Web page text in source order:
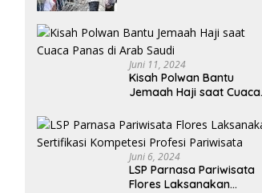
Perum. Putra Jaya
Tanjung Uncang Kota
Batam
Juni 11, 2024
Kisah Polwan Bantu
Jemaah Haji saat Cuaca
Juni 6, 2024
LSP Parnasa Pariwisata
Flores Laksanakan